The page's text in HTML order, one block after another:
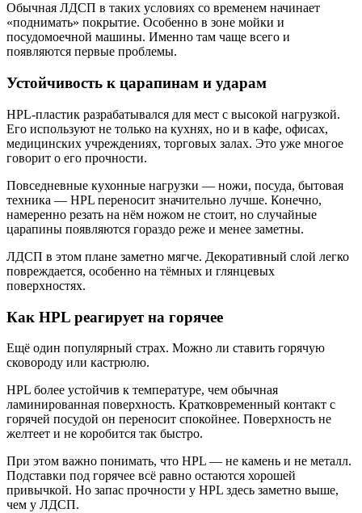
Обычная ЛДСП в таких условиях со временем начинает
«поднимать» покрытие. Особенно в зоне мойки и
посудомоечной машины. Именно там чаще всего и
появляются первые проблемы.
Устойчивость к царапинам и ударам
HPL-пластик разрабатывался для мест с высокой нагрузкой.
Его используют не только на кухнях, но и в кафе, офисах,
медицинских учреждениях, торговых залах. Это уже многое
говорит о его прочности.
Повседневные кухонные нагрузки — ножи, посуда, бытовая
техника — HPL переносит значительно лучше. Конечно,
намеренно резать на нём ножом не стоит, но случайные
царапины появляются гораздо реже и менее заметны.
ЛДСП в этом плане заметно мягче. Декоративный слой легко
повреждается, особенно на тёмных и глянцевых
поверхностях.
Как HPL реагирует на горячее
Ещё один популярный страх. Можно ли ставить горячую
сковороду или кастрюлю.
HPL более устойчив к температуре, чем обычная
ламинированная поверхность. Кратковременный контакт с
горячей посудой он переносит спокойнее. Поверхность не
желтеет и не коробится так быстро.
При этом важно понимать, что HPL — не камень и не металл.
Подставки под горячее всё равно остаются хорошей
привычкой. Но запас прочности у HPL здесь заметно выше,
чем у ЛДСП.